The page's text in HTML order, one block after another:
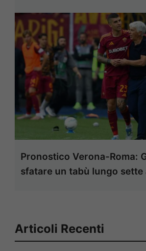
Pronostico Verona-Roma:
sfatare un tabù lungo sette
Articoli Recenti